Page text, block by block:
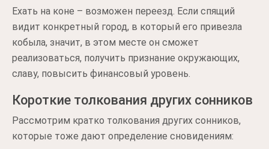
Ехать на коне – возможен переезд. Если спящий
видит конкретный город, в который его привезла
кобыла, значит, в этом месте он сможет
реализоваться, получить признание окружающих,
славу, повысить финансовый уровень.
Короткие толкования других сонников
Рассмотрим кратко толкования других сонников,
которые тоже дают определение сновидениям: